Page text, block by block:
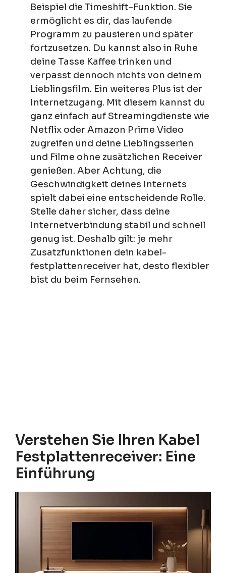
Beispiel die Timeshift-Funktion. Sie
ermöglicht es dir, das laufende
Programm zu pausieren und später
fortzusetzen. Du kannst also in Ruhe
deine Tasse Kaffee trinken und
verpasst dennoch nichts von deinem
Lieblingsfilm. Ein weiteres Plus ist der
Internetzugang. Mit diesem kannst du
ganz einfach auf Streamingdienste wie
Netflix oder Amazon Prime Video
zugreifen und deine Lieblingsserien
und Filme ohne zusätzlichen Receiver
genießen. Aber Achtung, die
Geschwindigkeit deines Internets
spielt dabei eine entscheidende Rolle.
Stelle daher sicher, dass deine
Internetverbindung stabil und schnell
genug ist. Deshalb gilt: je mehr
Zusatzfunktionen dein kabel-
festplattenreceiver hat, desto flexibler
bist du beim Fernsehen.
Verstehen Sie Ihren Kabel
Festplattenreceiver: Eine
Einführung